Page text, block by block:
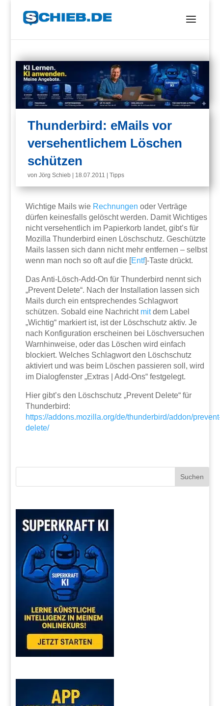
Thunderbird: eMails vor
versehentlichem Löschen
schützen
vonJörg Schieb 18.07.2011 |Tipps
Wichtige Mails wie Rechnungen oder Verträge
dürfen keinesfalls gelöscht werden. Damit Wichtiges
nicht versehentlich im Papierkorb landet, gibt’s für
Mozilla Thunderbird einen Löschschutz. Geschützte
Mails lassen sich dann nicht mehr entfernen – selbst
wenn man noch so oft auf die [ Entf]-Taste drückt.
Das Anti-Lösch-Add-On für Thunderbird nennt sich
„Prevent Delete“. Nach der Installation lassen sich
Mails durch ein entsprechendes Schlagwort
schützen. Sobald eine Nachricht mitdem Label
„Wichtig“ markiert ist, ist der Löschschutz aktiv. Je
nach Konfiguration erscheinen bei Löschversuchen
Warnhinweise, oder das Löschen wird einfach
blockiert. Welches Schlagwort den Löschschutz
aktiviert und was beim Löschen passieren soll, wird
im Dialogfenster „Extras | Add-Ons“ festgelegt.
Hier gibt’s den Löschschutz „Prevent Delete“ für
Thunderbird:
https://addons.mozilla.org/de/thunderbird/addon/
delete/